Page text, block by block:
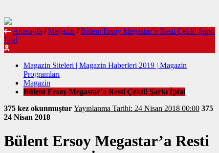
Anasayfa / Magazin / Bülent Ersoy Megastar’a Resti Çekti! Şarkı
İptal
Magazin Siteleri | Magazin Haberleri 2019 | Magazin
Programları
Magazin
Bülent Ersoy Megastar’a Resti Çekti! Şarkı İptal
375 kez okunmuştur
Yayınlanma Tarihi: 24 Nisan 2018 00:00 375
24 Nisan 2018
Bülent Ersoy Megastar’a Resti